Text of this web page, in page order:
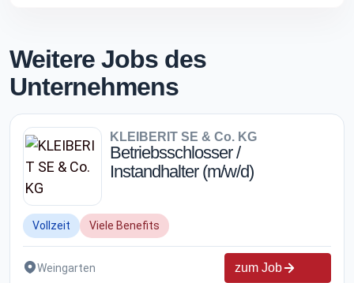
Weitere Jobs des
Unternehmens
KLEIBERIT SE & Co. KG
Betriebsschlosser /
Instandhalter (m/w/d)
Vollzeit Viele Benefits
Weingarten zum Job